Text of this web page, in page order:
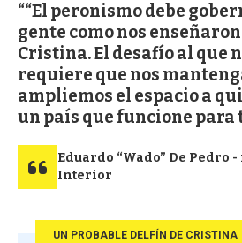
“El peronismo debe
gente como nos
Cristina. El desafío al que
requiere que nos
ampliemos el espacio a
un país que funcione para
Eduardo “Wado” De Pedro
Interior
UN PROBABLE DELFÍN DE CRISTINA